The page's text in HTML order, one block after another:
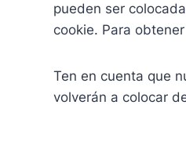
pueden ser
cookie. Para
Ten en cuenta que
volverán a colocar